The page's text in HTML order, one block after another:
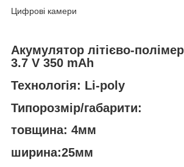
Цифрові камери
Акумулятор літієво-
3.7 V 350 mAh
Технологія: Li-poly
Типорозмір/габарити:
товщина: 4мм
ширина:25мм